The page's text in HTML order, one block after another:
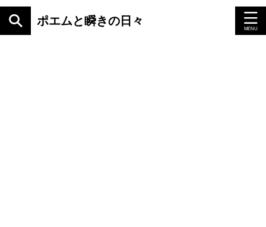
ポエムと瞬きの日々